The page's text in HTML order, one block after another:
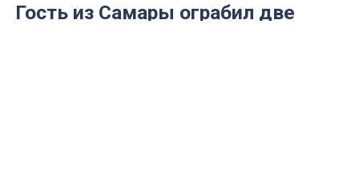
Гость из Самары ограбил две